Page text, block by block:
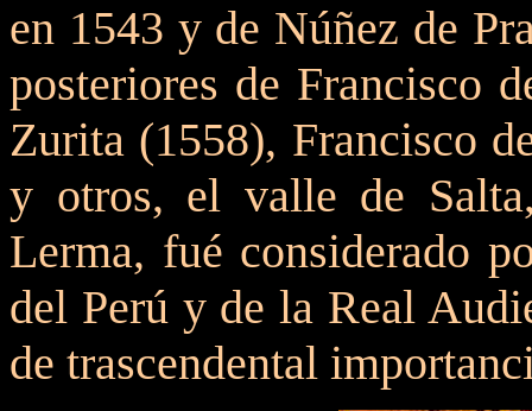
en 1543 y de Núñez de
posteriores de Francisco
Zurita (1558), Francisco
y otros, el valle de
Lerma, fué considerado
del Perú y de la Real
de trascendental